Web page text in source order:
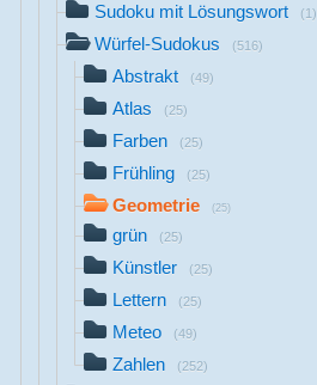
Sudoku mit Lösungswort (1)
Würfel-Sudokus (516)
Abstrakt (49)
Atlas (25)
Farben (25)
Frühling (25)
Geometrie (25)
grün (25)
Künstler (25)
Lettern (25)
Meteo (49)
Zahlen (252)